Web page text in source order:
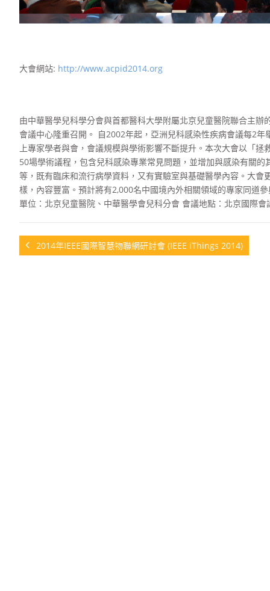
大會網站: http://www.acpid2014.org
由中華醫學兒科學分會與首都醫科大學附屬北京兒童醫院聯合主
會議中心隆重召開。 自2002年起，亞洲兒科感染性疾病會議每2
上專家學者與會，會議規模與學術影響不斷提升。本次大會以「
50場學術議程，包含兒科感染專業常見問題，並增加與感染有關
等，既有臨床和流行病學資料，又有實驗室與基礎醫學內容。大
樣，內容豐富。預計將有2,000名中國境內外相關領域的專家同道
單位：北京兒童醫院、中華醫學會兒科分會 會議地點：北京國際
2014年IEEE國際智慧物聯網研討會 (IEEE iThings 2014)